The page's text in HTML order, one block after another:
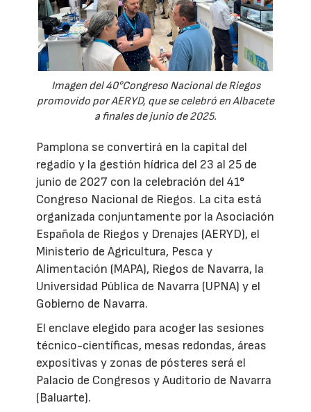
Imagen del 40°Congreso Nacional de Riegos
promovido por AERYD, que se celebró en Albacete
a finales de junio de 2025.
Pamplona se convertirá en la capital del
regadío y la gestión hídrica del 23 al 25 de
junio de 2027 con la celebración del 41°
Congreso Nacional de Riegos. La cita está
organizada conjuntamente por la Asociación
Española de Riegos y Drenajes (AERYD), el
Ministerio de Agricultura, Pesca y
Alimentación (MAPA), Riegos de Navarra, la
Universidad Pública de Navarra (UPNA) y el
Gobierno de Navarra.
El enclave elegido para acoger las sesiones
técnico-científicas, mesas redondas, áreas
expositivas y zonas de pósteres será el
Palacio de Congresos y Auditorio de Navarra
(Baluarte).